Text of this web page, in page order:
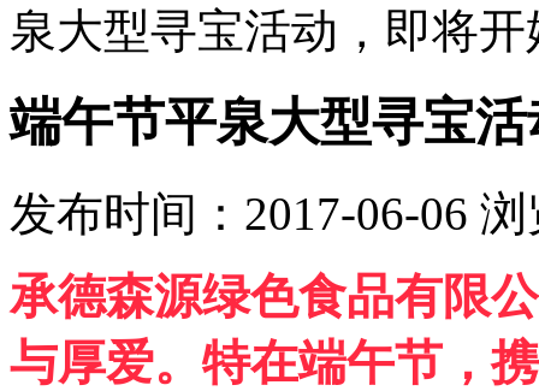
泉大型寻宝活动，即将
端午节平泉大型寻宝
发布时间：2017-06-06 浏
承德森源绿色食品有限
与厚爱。特在端午节，